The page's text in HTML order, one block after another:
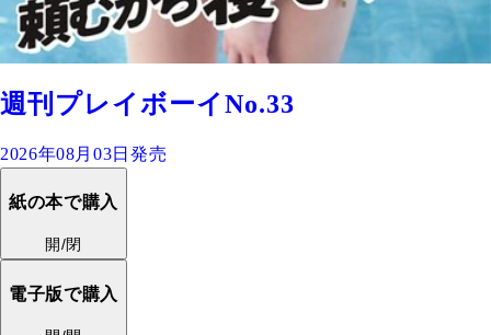
週刊プレイボーイNo.33
2026年08月03日発売
紙の本で購入
開/閉
電子版で購入